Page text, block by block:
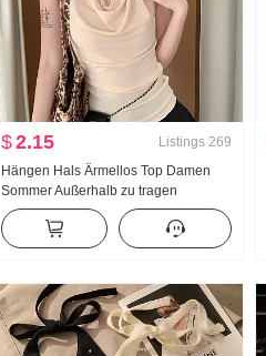
$2.15 Listings 269
Hängen Hals Ärmellos Top Damen
Sommer Außerhalb zu tragen
Strickpullover Weste 2026 Neu
Rückenfrei Tailliert Träger Design
Gefühl Nischenprodukt